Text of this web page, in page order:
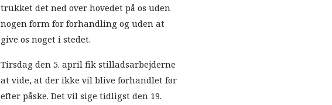
trukket det ned over hovedet på os uden
nogen form for forhandling og uden at
give os noget i stedet.
Tirsdag den 5. april fik stilladsarbejderne
at vide, at der ikke vil blive forhandlet før
efter påske. Det vil sige tidligst den 19.